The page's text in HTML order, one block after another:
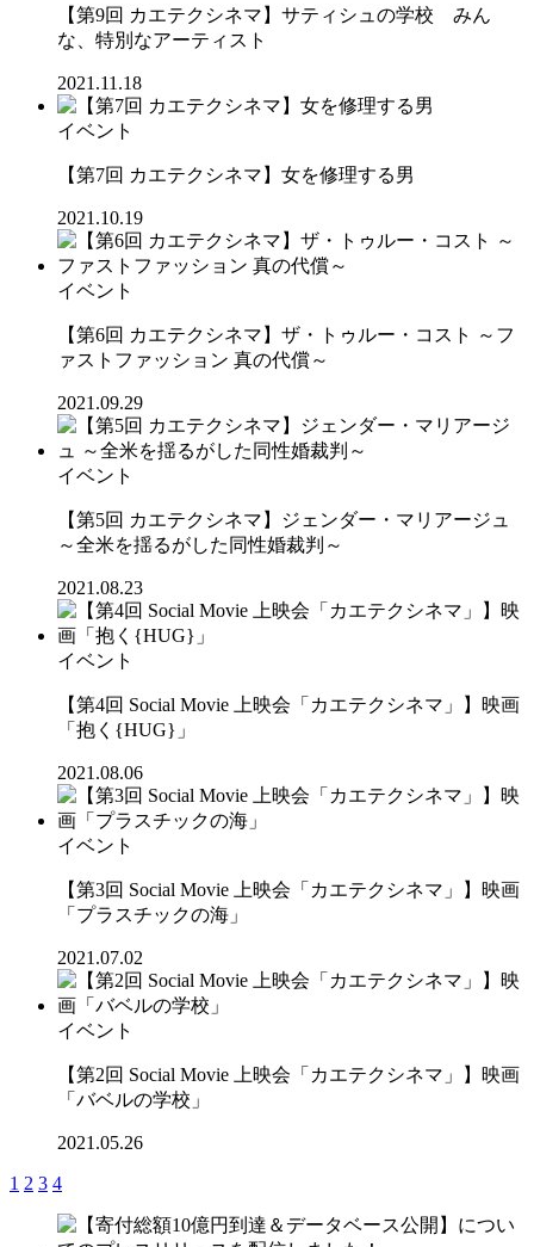
【第9回 カエテクシネマ】サティシュの学校 みん
な、特別なアーティスト
2021.11.18
イベント
【第7回 カエテクシネマ】女を修理する男
2021.10.19
イベント
【第6回 カエテクシネマ】ザ・トゥルー・コスト ～フ
ァストファッション 真の代償～
2021.09.29
イベント
【第5回 カエテクシネマ】ジェンダー・マリアージュ
～全米を揺るがした同性婚裁判～
2021.08.23
イベント
【第4回 Social Movie 上映会「カエテクシネマ」】映画
「抱く{HUG}」
2021.08.06
イベント
【第3回 Social Movie 上映会「カエテクシネマ」】映画
「プラスチックの海」
2021.07.02
イベント
【第2回 Social Movie 上映会「カエテクシネマ」】映画
「バベルの学校」
2021.05.26
1 2 3 4